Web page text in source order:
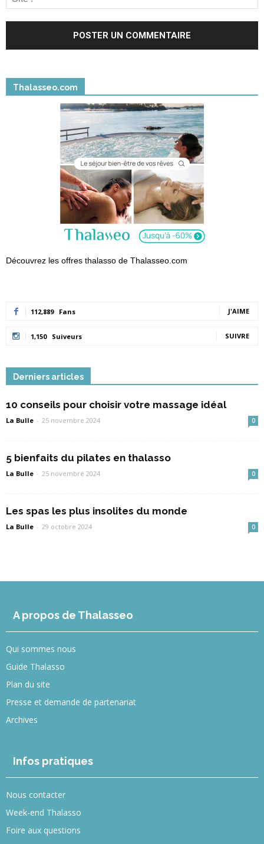
Thalasseo.com
Découvrez les offres thalasso de Thalasseo.com
112,889 Fans J'AIME
1,150 Suiveurs SUIVRE
Derniers articles
10 conseils pour choisir votre massage idéal
La Bulle - 25 novembre 2024 0
5 bienfaits du pilates en thalasso
La Bulle - 25 novembre 2024 0
Les spas les plus insolites du monde
La Bulle - 29 octobre 2024 0
A propos de Thalasseo
Qui sommes nous
Guide Thalasso
Plan du site
Presse et demande de partenariat
Archives
Infos pratiques
Nous contacter
Week-end Thalasso
Foire aux questions